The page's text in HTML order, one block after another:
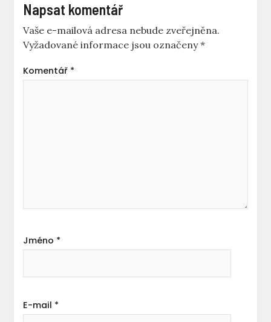
Napsat komentář
Vaše e-mailová adresa nebude zveřejněna.
Vyžadované informace jsou označeny*
Komentář *
Jméno *
E-mail *